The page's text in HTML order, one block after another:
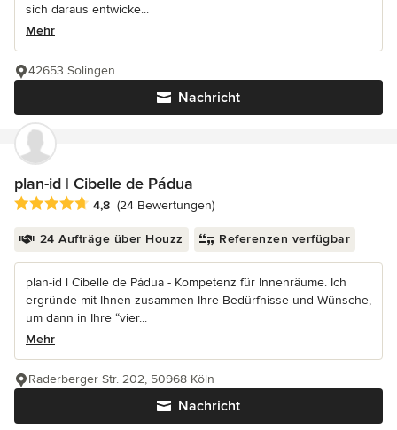
sich daraus entwicke...
Mehr
Nachricht
42653 Solingen
plan-id | Cibelle de Pádua
Durchschnittliche Bewertung: 4.8 von 5 Sternen
4,8 (24 Bewertungen)
24 Aufträge über Houzz Referenzen verfügbar
plan-id l Cibelle de Pádua - Kompetenz für Innenräume. Ich
ergründe mit Ihnen zusammen Ihre Bedürfnisse und Wünsche,
um dann in Ihre “vier...
Mehr
Nachricht
Raderberger Str. 202, 50968 Köln